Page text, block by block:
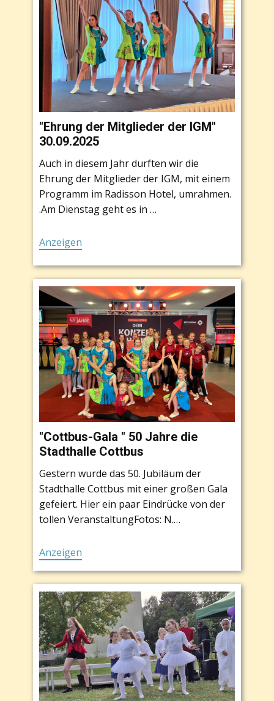
"Ehrung der Mitglieder der IGM"
30.09.2025
Auch in diesem Jahr durften wir die
Ehrung der Mitglieder der IGM, mit einem
Programm im Radisson Hotel, umrahmen.
.Am Dienstag geht es in …
Anzeigen
"Cottbus-Gala " 50 Jahre die
Stadthalle Cottbus
Gestern wurde das 50. Jubiläum der
Stadthalle Cottbus mit einer großen Gala
gefeiert. Hier ein paar Eindrücke von der
tollen VeranstaltungFotos: N.…
Anzeigen